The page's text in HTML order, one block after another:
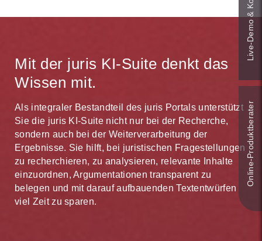
juris Personalvertretungsrecht Berlin
juris Personalvertretungsrecht Baden-Württemberg
juris Personalvertretungsrecht Niedersachsen
juris Personalvertretungsrecht Nordrhein-Westfalen
juris Personalvertretungsrecht Sachsen
juris Personalvertretungsrecht Sachsen-Anhalt
juris Personalvertretungsrecht Thüringen
Mit der juris KI-Suite denkt das
Wissen mit.
Als integraler Bestandteil des juris Portals unterstützt
Sie die juris KI-Suite nicht nur bei der Recherche,
sondern auch bei der Weiterverarbeitung der
Ergebnisse. Sie hilft, bei juristischen Fragestellungen
zu recherchieren, zu analysieren, relevante Inhalte
einzuordnen, Argumentationen transparent zu
belegen und mit darauf aufbauenden Textentwürfen
viel Zeit zu sparen.
Live‑Demo & Kontakt
Online-Produkt­berater